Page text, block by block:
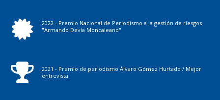
2022 - Premio Nacional de Periodismo a la gestión de riesgos
"Armando Devia Moncaleano"
2021 - Premio de periodismo Álvaro Gómez Hurtado / Mejor
entrevista